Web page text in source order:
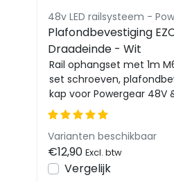
48v LED railsysteem -
Plafondbevestiging
Draadeinde - Wit
Rail ophangset met 1m
set schroeven,
kap voor Powergear 48V
Circuit railsy...
Varianten beschikbaar
€12,90 Excl. btw
Vergelijk